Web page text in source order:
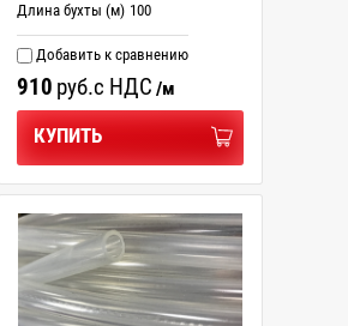
Добавить к сравнению
Длина бухты (м) 100
910 руб.с НДС /м
КУПИТЬ